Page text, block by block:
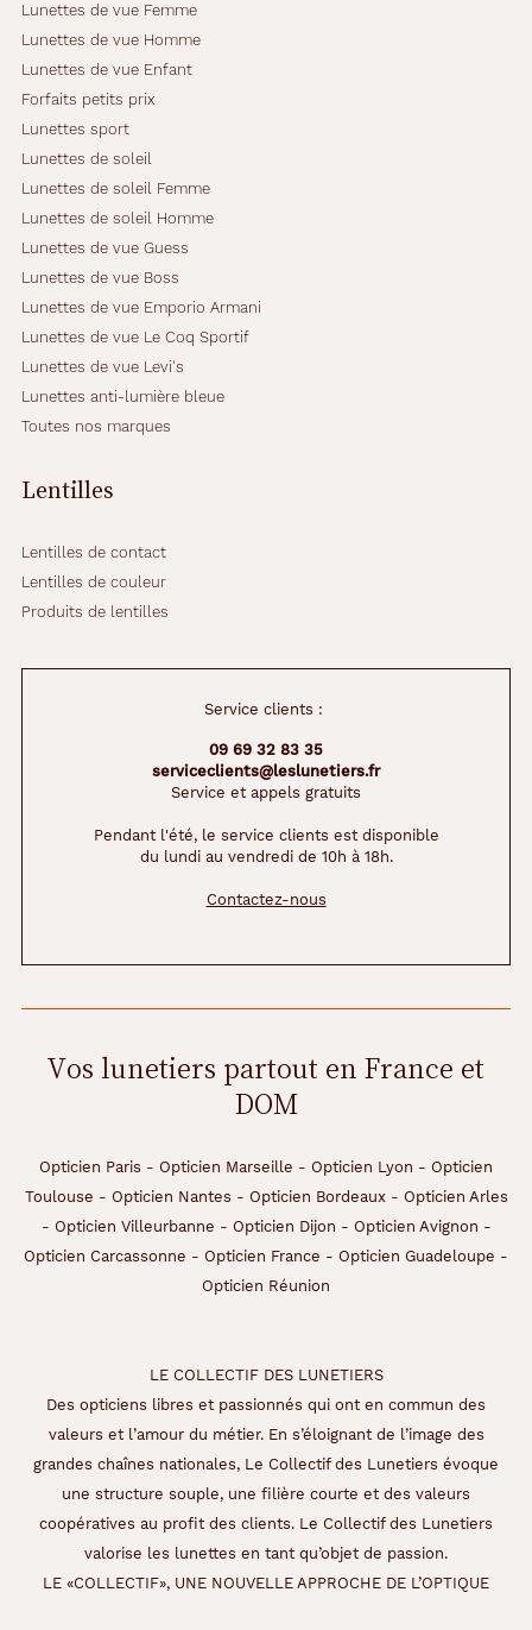
Lunettes de vue Femme
Lunettes de vue Homme
Lunettes de vue Enfant
Forfaits petits prix
Lunettes sport
Lunettes de soleil
Lunettes de soleil Femme
Lunettes de soleil Homme
Lunettes de vue Guess
Lunettes de vue Boss
Lunettes de vue Emporio Armani
Lunettes de vue Le Coq Sportif
Lunettes de vue Levi's
Lunettes anti-lumière bleue
Toutes nos marques
Lentilles
Lentilles de contact
Lentilles de couleur
Produits de lentilles
Service clients :
09 69 32 83 35
serviceclients@leslunetiers.fr
Service et appels gratuits
Pendant l'été, le service clients est disponible
du lundi au vendredi de 10h à 18h.
Contactez-nous
Vos lunetiers partout en France et
DOM
Opticien Paris - Opticien Marseille - Opticien Lyon - Opticien
Toulouse - Opticien Nantes - Opticien Bordeaux- Opticien Arles
- Opticien Villeurbanne - Opticien Dijon - Opticien Avignon -
Opticien Carcassonne - Opticien France - Opticien Guadeloupe -
Opticien Réunion
LE COLLECTIF DES LUNETIERS
Des opticiens libres et passionnés qui ont en commun des
valeurs et l’amour du métier. En s’éloignant de l’image des
grandes chaînes nationales, Le Collectif des Lunetiers évoque
une structure souple, une filière courte et des valeurs
coopératives au profit des clients. Le Collectif des Lunetiers
valorise les lunettes en tant qu’objet de passion.
LE «COLLECTIF», UNE NOUVELLE APPROCHE DE L’OPTIQUE